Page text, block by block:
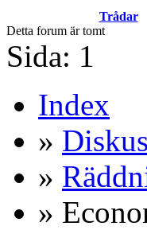
Trådar
Detta forum är tomt
Sida: 1
Index
»
»
»